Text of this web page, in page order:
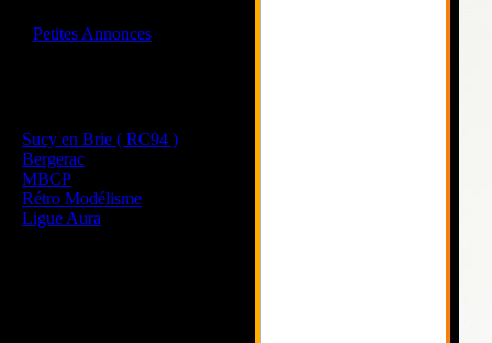
Petites Annonces
Sucy en Brie ( RC94 )
Bergerac
MBCP
Rétro Modélisme
Ligue Aura